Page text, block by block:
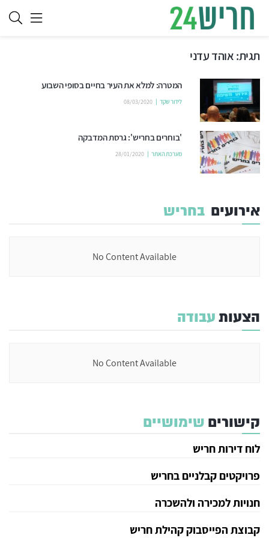
תגית:אוהד עדני
המטרה: למלא את העיר בחיים בסופי השבוע
לידור שקד 08/03/2020
'בוחרים בחריש': גרסת המדבקה
מערכת האתר 28/01/2020
אירועים בחריש
No Content Available
הצעותעבודה
No Content Available
קישורים שימושיים
לוח דירות חריש
פרויקטים קבלניים בחריש
חנויות למכירה ולהשכרה
קבוצת הפייסבוק קהילת חריש